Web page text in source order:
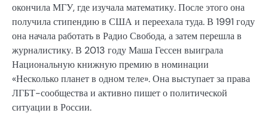
окончила МГУ, где изучала математику. После этого она
получила стипендию в США и переехала туда. В 1991 году
она начала работать в Радио Свобода, а затем перешла в
журналистику. В 2013 году Маша Гессен выиграла
Национальную книжную премию в номинации
«Несколько планет в одном теле». Она выступает за права
ЛГБТ-сообщества и активно пишет о политической
ситуации в России.